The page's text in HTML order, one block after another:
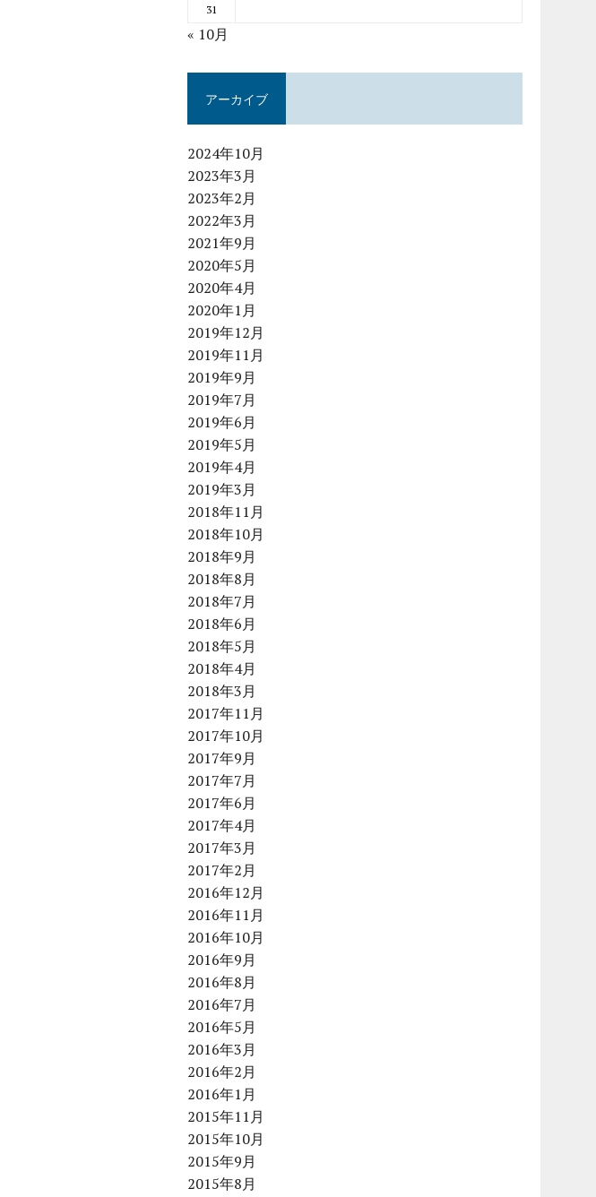
31
« 10月
アーカイブ
2024年10月
2023年3月
2023年2月
2022年3月
2021年9月
2020年5月
2020年4月
2020年1月
2019年12月
2019年11月
2019年9月
2019年7月
2019年6月
2019年5月
2019年4月
2019年3月
2018年11月
2018年10月
2018年9月
2018年8月
2018年7月
2018年6月
2018年5月
2018年4月
2018年3月
2017年11月
2017年10月
2017年9月
2017年7月
2017年6月
2017年4月
2017年3月
2017年2月
2016年12月
2016年11月
2016年10月
2016年9月
2016年8月
2016年7月
2016年5月
2016年3月
2016年2月
2016年1月
2015年11月
2015年10月
2015年9月
2015年8月